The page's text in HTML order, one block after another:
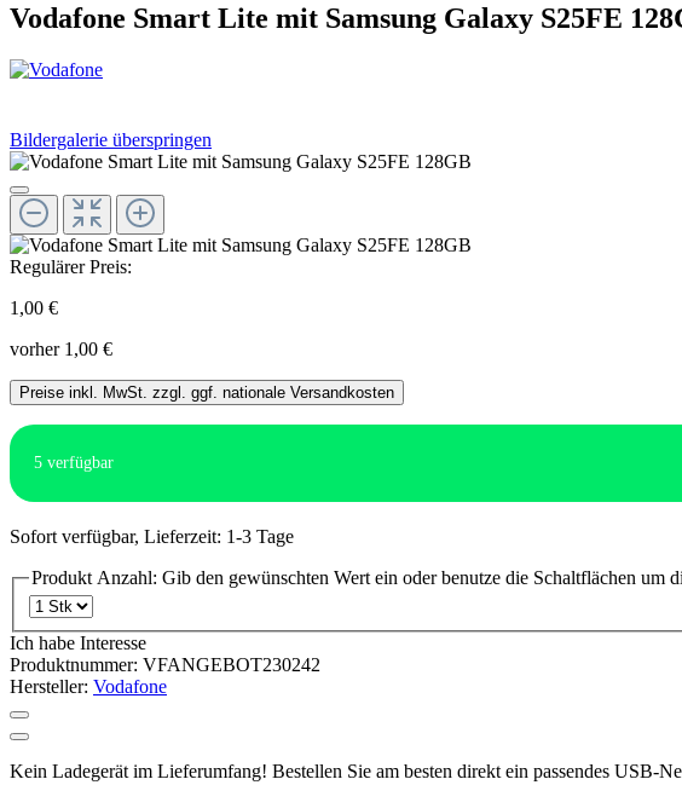
Vodafone Smart Lite mit Samsung Galaxy S25FE
Bildergalerie überspringen
Regulärer Preis:
1,00 €
vorher 1,00 €
Preise inkl. MwSt. zzgl. ggf. nationale Versandkosten
5 verfügbar
Sofort verfügbar, Lieferzeit: 1-3 Tage
Produkt Anzahl: Gib den gewünschten Wert ein oder benutze die Schaltflächen um
Ich habe Interesse
Produktnummer: VFANGEBOT230242
Hersteller: Vodafone
Kein Ladegerät im Lieferumfang! Bestellen Sie am besten direkt ein passendes USB-